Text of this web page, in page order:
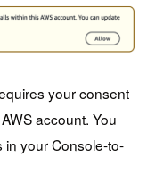
your consent
account. You
your Console-to-